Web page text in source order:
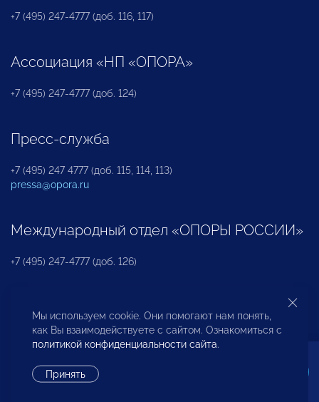
+7 (495) 247-4777 (доб. 116, 117)
Ассоциация «НП «ОПОРА»
+7 (495) 247-4777 (доб. 124)
Пресс-служба
+7 (495) 247 4777 (доб. 115, 114, 113)
pressa@opora.ru
Международный отдел «ОПОРЫ РОССИИ»
+7 (495) 247-4777 (доб. 126)
Бюро по защите прав предпринимателей и
инвесторов
Мы используем cookie. Они помогают нам понять,
как Вы взаимодействуете с сайтом. Ознакомиться с
политикой конфиденциальности сайта.
Принять